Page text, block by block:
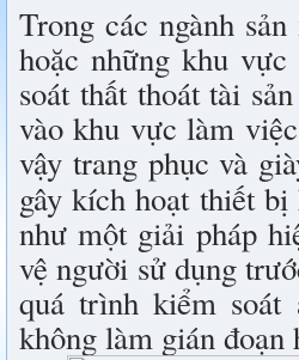
Trong các ngành
hoặc những khu
soát thất thoát tài
vào khu vực làm
vậy trang phục và
gây kích hoạt thiết
như một giải pháp
vệ người sử dụng
quá trình kiểm soát
không làm gián đoạn